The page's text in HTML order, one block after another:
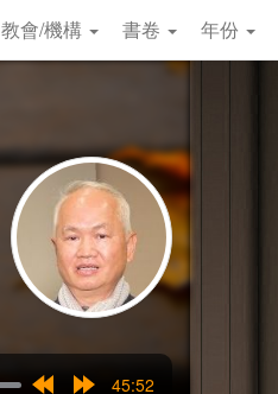
教會/機構 書卷 年份
45:52